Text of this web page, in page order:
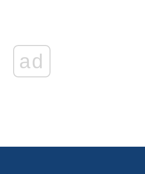
ad